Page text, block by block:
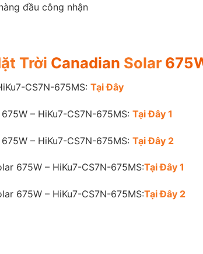
đầu công nhận
Trời Canadian Solar
CS7N-675MS: Tại Đây
675W – HiKu7-CS7N-675MS: Tại Đây 1
– HiKu7-CS7N-675MS: Tại Đây 2
675W – HiKu7-CS7N-675MS:Tại Đây 1
675W – HiKu7-CS7N-675MS:Tại Đây 2